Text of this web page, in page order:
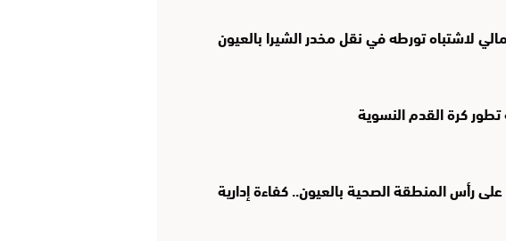
لاشتباه تورطه في نقل مخدر الشيرا بالعيون
كرة القدم النسوية
رأس المنطقة الصحية بالعيون.. كفاءة إدارية